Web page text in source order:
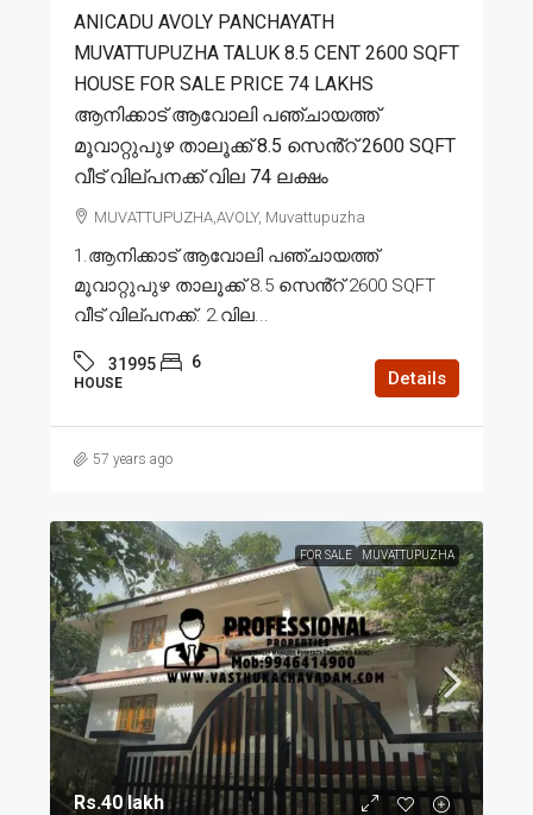
ANICADU AVOLY PANCHAYATH
MUVATTUPUZHA TALUK 8.5 CENT 2600 SQFT
HOUSE FOR SALE PRICE 74 LAKHS
ആനിക്കാട് ആവോലി പഞ്ചായത്ത്
മൂവാറ്റുപുഴ താലൂക്ക് 8.5 സെൻ്റ് 2600 SQFT
വീട് വില്പനക്ക് വില 74 ലക്ഷം
MUVATTUPUZHA,AVOLY, Muvattupuzha
1.ആനിക്കാട് ആവോലി പഞ്ചായത്ത്
മൂവാറ്റുപുഴ താലൂക്ക് 8.5 സെൻ്റ് 2600 SQFT
വീട് വില്പനക്ക്. 2.വില...
31995 6
HOUSE Details
57 years ago
FOR SALE MUVATTUPUZHA
Rs.40 lakh